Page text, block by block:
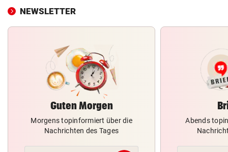
NEWSLETTER
Guten Morgen
Morgens topinformiert über die
Nachrichten des Tages
Abends